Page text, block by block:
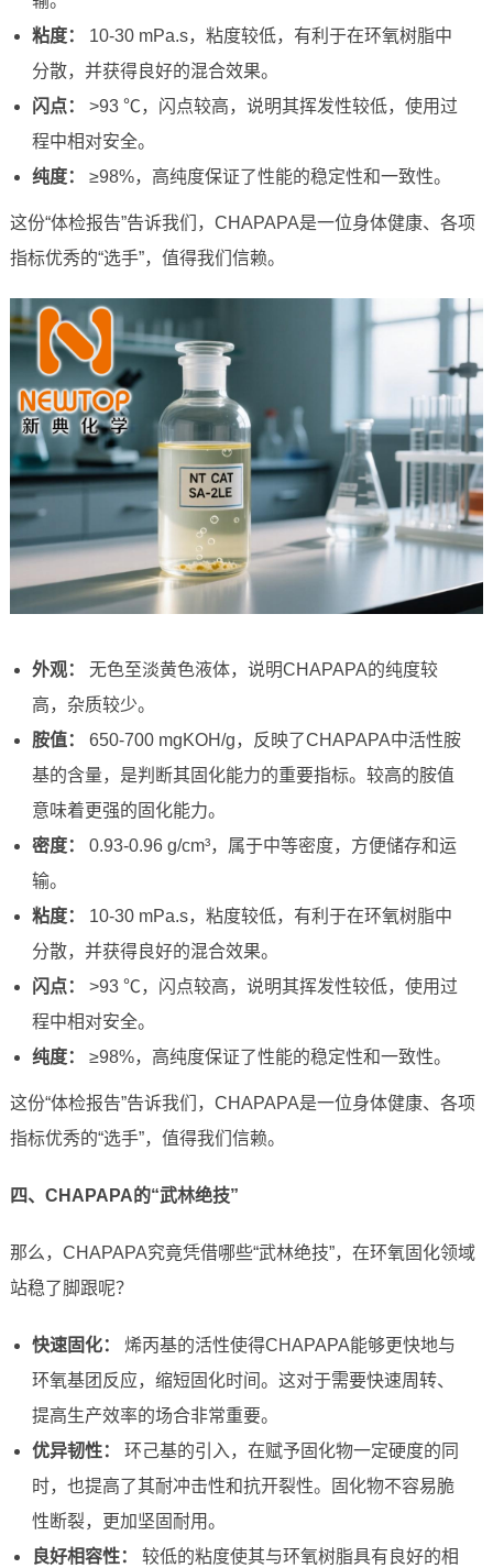
粘度：
10-30 mPa.s，粘度较低，有利于在环氧树脂中
分散，并获得良好的混合效果。
闪点：
>93 ℃，闪点较高，说明其挥发性较低，使用过
程中相对安全。
纯度：
≥98%，高纯度保证了性能的稳定性和一致性。
这份“体检报告”告诉我们，CHAPAPA是一位身体健康、各项
指标优秀的“选手”，值得我们信赖。
外观：
无色至淡黄色液体，说明CHAPAPA的纯度较
高，杂质较少。
胺值：
650-700 mgKOH/g，反映了CHAPAPA中活性胺
基的含量，是判断其固化能力的重要指标。较高的胺值
意味着更强的固化能力。
密度：
0.93-0.96 g/cm³，属于中等密度，方便储存和运
输。
粘度：
10-30 mPa.s，粘度较低，有利于在环氧树脂中
分散，并获得良好的混合效果。
闪点：
>93 ℃，闪点较高，说明其挥发性较低，使用过
程中相对安全。
纯度：
≥98%，高纯度保证了性能的稳定性和一致性。
这份“体检报告”告诉我们，CHAPAPA是一位身体健康、各项
指标优秀的“选手”，值得我们信赖。
四、CHAPAPA的“武林绝技”
那么，CHAPAPA究竟凭借哪些“武林绝技”，在环氧固化领域
站稳了脚跟呢？
快速固化：
烯丙基的活性使得CHAPAPA能够更快地与
环氧基团反应，缩短固化时间。这对于需要快速周转、
提高生产效率的场合非常重要。
优异韧性：
环己基的引入，在赋予固化物一定硬度的同
时，也提高了其耐冲击性和抗开裂性。固化物不容易脆
性断裂，更加坚固耐用。
良好相容性：
较低的粘度使其与环氧树脂具有良好的相